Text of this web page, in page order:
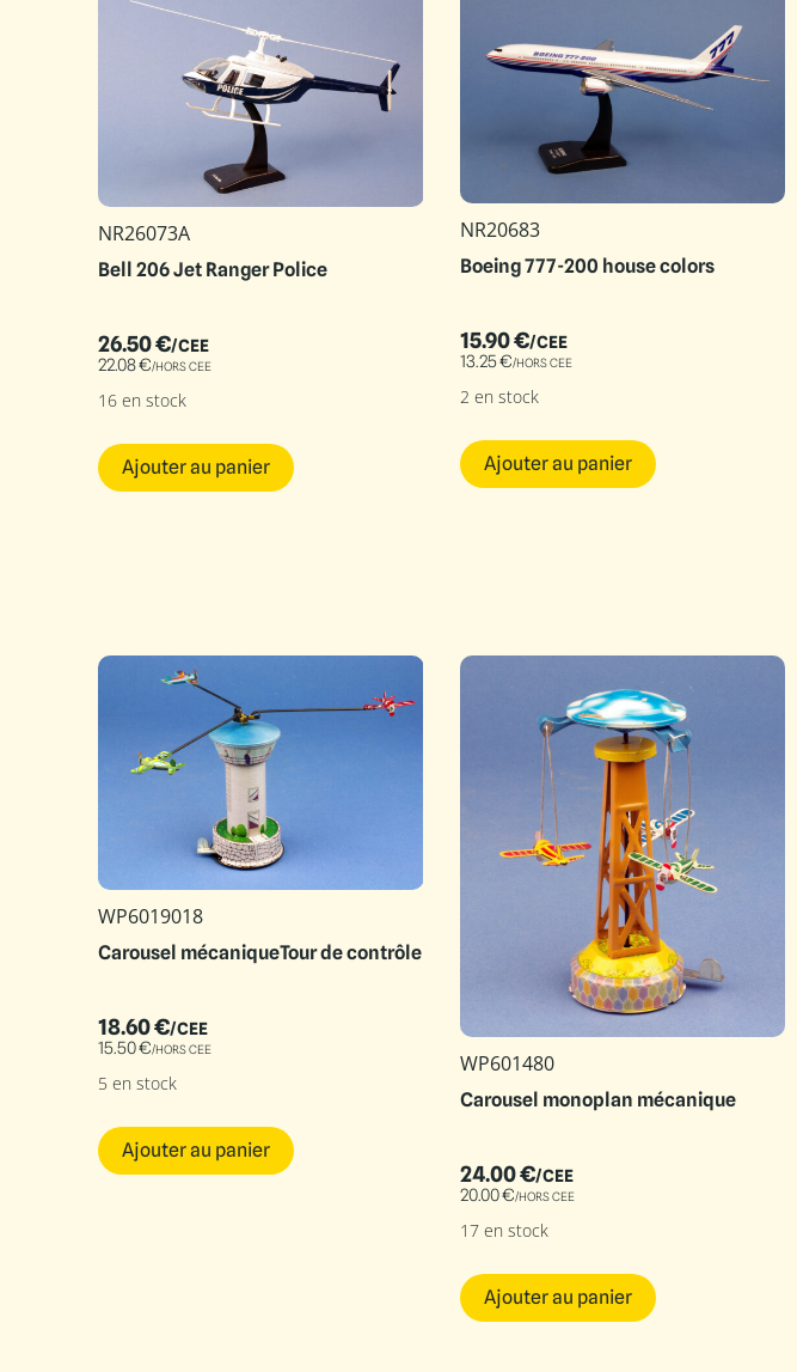
NR26073A
Bell 206 Jet Ranger Police
26.50€/CEE
22.08€/HORS CEE
16 en stock
Ajouter au panier
NR20683
Boeing 777-200 house colors
15.90€/CEE
13.25€/HORS CEE
2 en stock
Ajouter au panier
WP6019018
Carousel mécaniqueTour de contrôle
18.60€/CEE
15.50€/HORS CEE
5 en stock
Ajouter au panier
WP601480
Carousel monoplan mécanique
24.00€/CEE
20.00€/HORS CEE
17 en stock
Ajouter au panier